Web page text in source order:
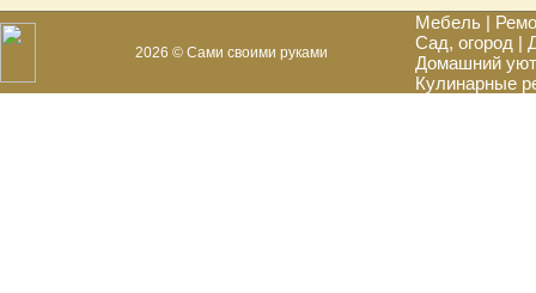
2026 © Сами своими руками
Мебель |
Сад, огород |
Домашний уют
Кулинарные